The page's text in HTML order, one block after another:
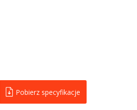
Pobierz specyfikacje